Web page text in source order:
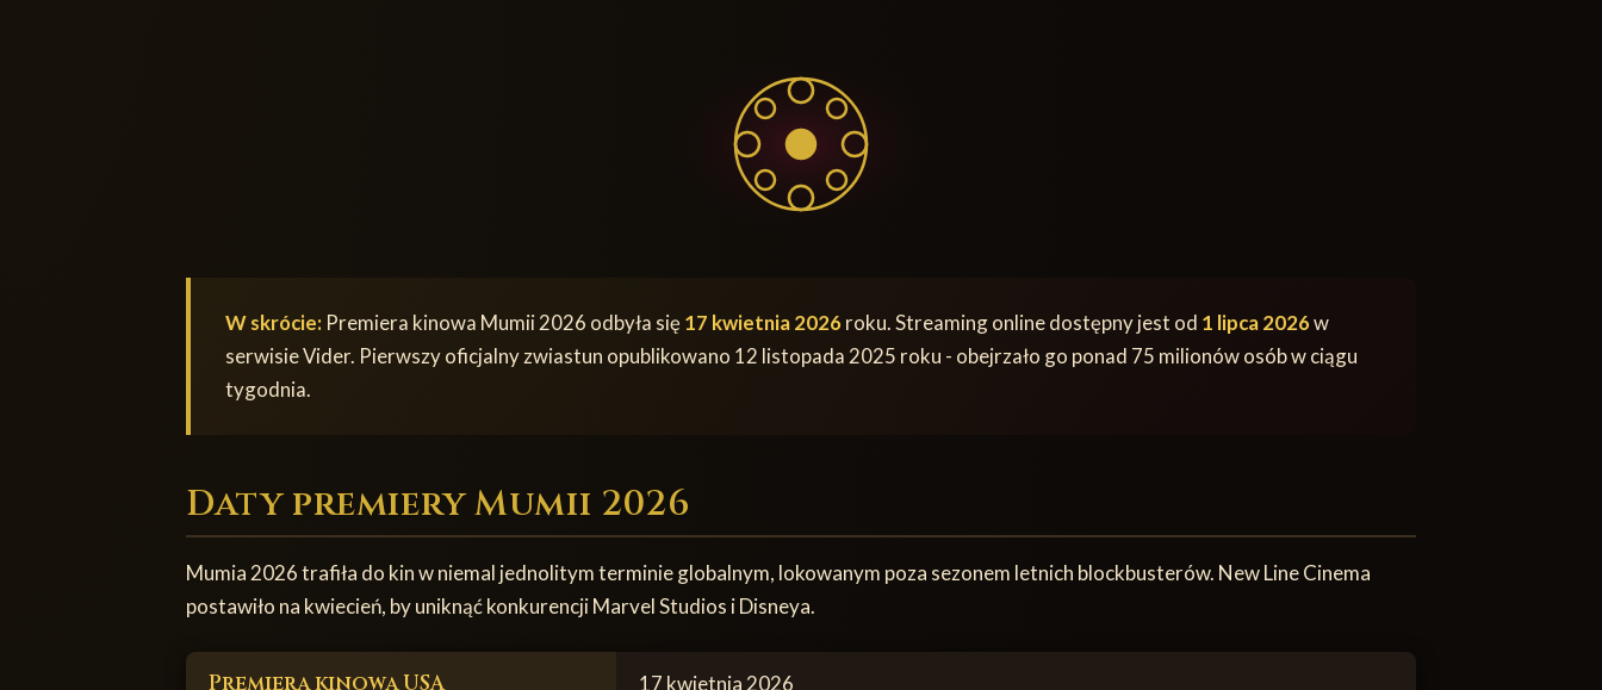
W skrócie: Premiera kinowa Mumii 2026 odbyła się 17 kwietnia 2026roku. Streaming online dostępny jest od 1 lipca 2026w
serwisie Vider. Pierwszy oficjalny zwiastun opublikowano 12 listopada 2025 roku - obejrzało go ponad 75 milionów osób w ciągu
tygodnia.
Daty premiery Mumii 2026
Mumia 2026 trafiła do kin w niemal jednolitym terminie globalnym, lokowanym poza sezonem letnich blockbusterów. New Line Cinema
postawiło na kwiecień, by uniknąć konkurencji Marvel Studios i Disneya.
Premiera kinowa USA 17 kwietnia 2026